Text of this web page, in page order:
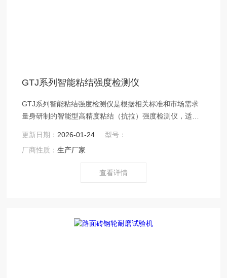
GTJ系列智能粘结强度检测仪
GTJ系列智能粘结强度检测仪是根据相关标准和市场需求
量身研制的智能型高精度粘结（抗拉）强度检测仪，适用
墙保温材料（EPS板、SPS板）的粘结强度及各种外墙建
筑材料、胶的粘结强度的检测。
更新日期： 2026-01-24
型号：
厂商性质：生产厂家
查看详情